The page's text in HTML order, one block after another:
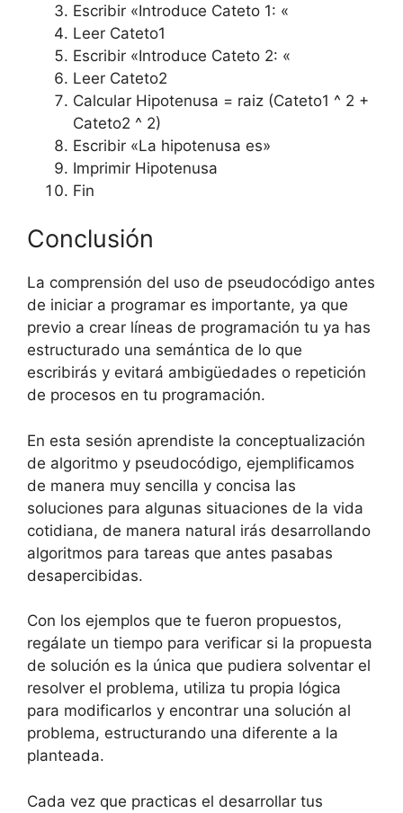
Escribir «Introduce Cateto 1: «
Leer Cateto1
Escribir «Introduce Cateto 2: «
Leer Cateto2
Calcular Hipotenusa = raiz (Cateto1 ^ 2 +
Cateto2 ^ 2)
Escribir «La hipotenusa es»
Imprimir Hipotenusa
Fin
Conclusión
La comprensión del uso de pseudocódigo antes
de iniciar a programar es importante, ya que
previo a crear líneas de programación tu ya has
estructurado una semántica de lo que
escribirás y evitará ambigüedades o repetición
de procesos en tu programación.
En esta sesión aprendiste la conceptualización
de algoritmo y pseudocódigo, ejemplificamos
de manera muy sencilla y concisa las
soluciones para algunas situaciones de la vida
cotidiana, de manera natural irás desarrollando
algoritmos para tareas que antes pasabas
desapercibidas.
Con los ejemplos que te fueron propuestos,
regálate un tiempo para verificar si la propuesta
de solución es la única que pudiera solventar el
resolver el problema, utiliza tu propia lógica
para modificarlos y encontrar una solución al
problema, estructurando una diferente a la
planteada.
Cada vez que practicas el desarrollar tus